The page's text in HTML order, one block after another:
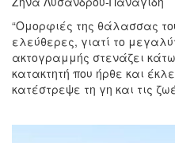
“Ομορφιές της θάλασσας
ελεύθερες, γιατί το
ακτογραμμής στενάζει
κατακτητή που ήρθε και
κατέστρεψε τη γη και τις